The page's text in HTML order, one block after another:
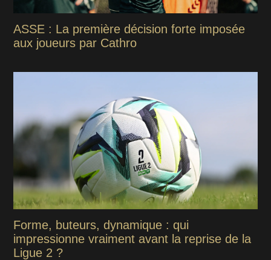
ASSE : La première décision forte imposée
aux joueurs par Cathro
Forme, buteurs, dynamique : qui
impressionne vraiment avant la reprise de la
Ligue 2 ?